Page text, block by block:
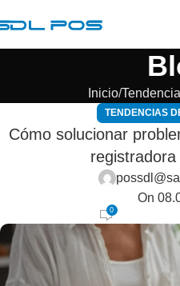
Inicio
TENDENCIAS
Cómo solucionar
On
0